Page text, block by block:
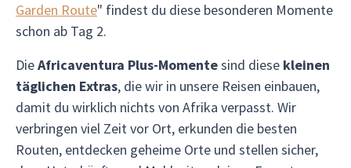
Garden Route" findest du diese besonderen Momente
schon ab Tag 2.
DieAfricaventura Plus-Momentesind diese kleinen
täglichen Extras, die wir in unsere Reisen einbauen,
damit du wirklich nichts von Afrika verpasst. Wir
verbringen viel Zeit vor Ort, erkunden die besten
Routen, entdecken geheime Orte und stellen sicher,